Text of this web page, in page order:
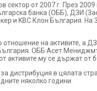
сектор от 2007 г. През
банка (ОББ), ДЗИ
и KBC Клон България. На
на активите, а
ОББ Асет
активите му се държат от
дистрибуция в цялата
няколко години.